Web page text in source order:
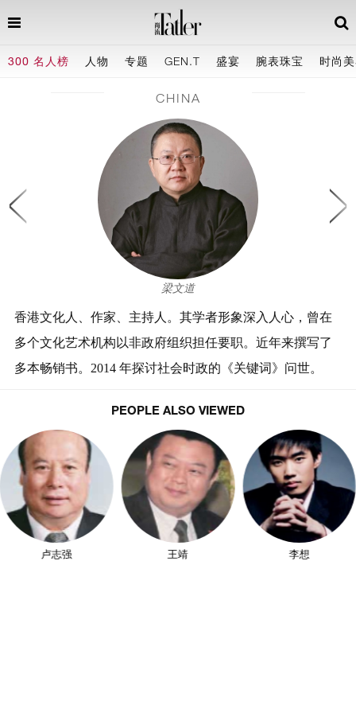
300 名人榜 人物 专题 GEN.T 盛宴 腕表珠宝 时尚
CHINA
梁文道
香港文化人、作家、主持人。其学者形象深入人心，曾在
多个文化艺术机构以非政府组织担任要职。近年来撰写了
多本畅销书。2014 年探讨社会时政的《关键词》问世。
PEOPLE ALSO VIEWED
卢志强 王靖 李想